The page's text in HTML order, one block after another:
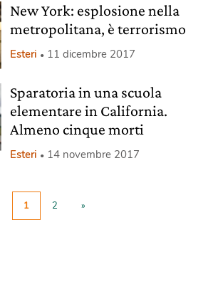
New York: esplosione nella
metropolitana, è terrorismo
Esteri 11 dicembre 2017
Sparatoria in una scuola
elementare in California.
Almeno cinque morti
Esteri 14 novembre 2017
1 2 »